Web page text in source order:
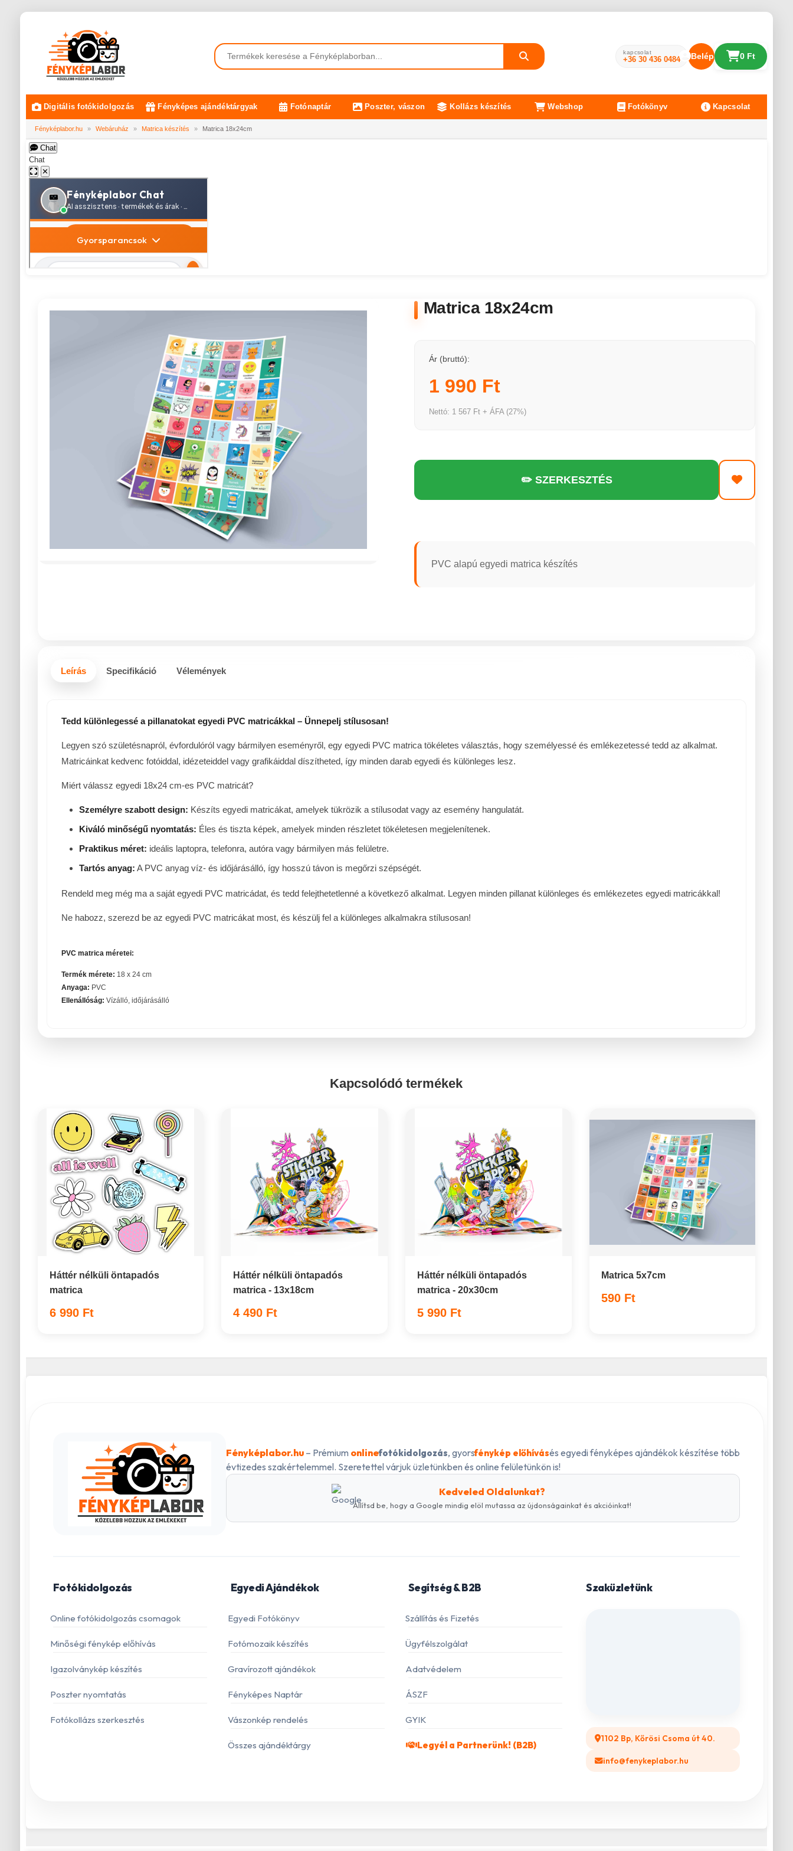
kapcsolat
+36 30 436 0484 Belépés 0 Ft
Digitális fotókidolgozás Fényképes ajándéktárgyak Fotónaptár Poszter, vászon Kollázs készítés Webshop Fotókönyv Kapcsolat
Fényképlabor.hu » Webáruház » Matrica készítés » Matrica 18x24cm
Chat
Chat
✕
Matrica 18x24cm
Ár (bruttó):
1 990 Ft
Nettó: 1 567 Ft + ÁFA (27%)
✏️ SZERKESZTÉS
PVC alapú egyedi matrica készítés
Leírás Specifikáció Vélemények
Tedd különlegessé a pillanatokat egyedi PVC matricákkal – Ünnepelj stílusosan!
Legyen szó születésnapról, évfordulóról vagy bármilyen eseményről, egy egyedi PVC matrica tökéletes választás, hogy személyessé és emlékezetessé tedd az alkalmat.
Matricáinkat kedvenc fotóiddal, idézeteiddel vagy grafikáiddal díszítheted, így minden darab egyedi és különleges lesz.
Miért válassz egyedi 18x24 cm-es PVC matricát?
Személyre szabott design: Készíts egyedi matricákat, amelyek tükrözik a stílusodat vagy az esemény hangulatát.
Kiváló minőségű nyomtatás: Éles és tiszta képek, amelyek minden részletet tökéletesen megjelenítenek.
Praktikus méret: ideális laptopra, telefonra, autóra vagy bármilyen más felületre.
Tartós anyag: A PVC anyag víz- és időjárásálló, így hosszú távon is megőrzi szépségét.
Rendeld meg még ma a saját egyedi PVC matricádat, és tedd felejthetetlenné a következő alkalmat. Legyen minden pillanat különleges és emlékezetes egyedi matricákkal!
Ne habozz, szerezd be az egyedi PVC matricákat most, és készülj fel a különleges alkalmakra stílusosan!
PVC matrica méretei:
Termék mérete: 18 x 24 cm
Anyaga: PVC
Ellenállóság: Vízálló, időjárásálló
Kapcsolódó termékek
Háttér nélküli öntapadós
matrica
6 990 Ft
Háttér nélküli öntapadós
matrica - 13x18cm
4 490 Ft
Háttér nélküli öntapadós
matrica - 20x30cm
5 990 Ft
Matrica 5x7cm
590 Ft
Fényképlabor.hu– Prémium onlinefotókidolgozás, gyorsfénykép előhívásés egyedi fényképes ajándékok készítése több
évtizedes szakértelemmel. Szeretettel várjuk üzletünkben és online felületünkön is!
Kedveled Oldalunkat?
Állítsd be, hogy a Google mindig elöl mutassa az újdonságainkat és akcióinkat!
Fotókidolgozás
Online fotókidolgozás csomagok
Minőségi fénykép előhívás
Igazolványkép készítés
Poszter nyomtatás
Fotókollázs szerkesztés
Egyedi Ajándékok
Egyedi Fotókönyv
Fotómozaik készítés
Gravírozott ajándékok
Fényképes Naptár
Vászonkép rendelés
Összes ajándéktárgy
Segítség & B2B
Szállítás és Fizetés
Ügyfélszolgálat
Adatvédelem
ÁSZF
GYIK
Legyél a Partnerünk! (B2B)
Szaküzletünk
1102 Bp, Kőrösi Csoma út 40.
info@fenykeplabor.hu